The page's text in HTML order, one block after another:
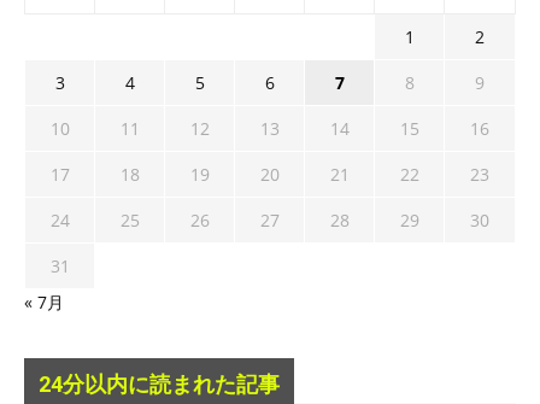
1
2
3
4 5 6 7 8
9
10
11 12 13 14 15
16
17
18 19 20 21 22
23
24
25 26 27 28 29
30
31
« 7月
24分以内に読まれた記事